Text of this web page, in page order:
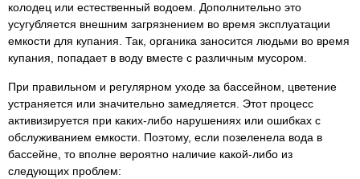
колодец или естественный водоем. Дополнительно это
усугубляется внешним загрязнением во время эксплуатации
емкости для купания. Так, органика заносится людьми во время
купания, попадает в воду вместе с различным мусором.
При правильном и регулярном уходе за бассейном, цветение
устраняется или значительно замедляется. Этот процесс
активизируется при каких-либо нарушениях или ошибках с
обслуживанием емкости. Поэтому, если позеленела вода в
бассейне, то вполне вероятно наличие какой-либо из
следующих проблем: